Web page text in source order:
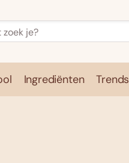
Ingrediënten Trends